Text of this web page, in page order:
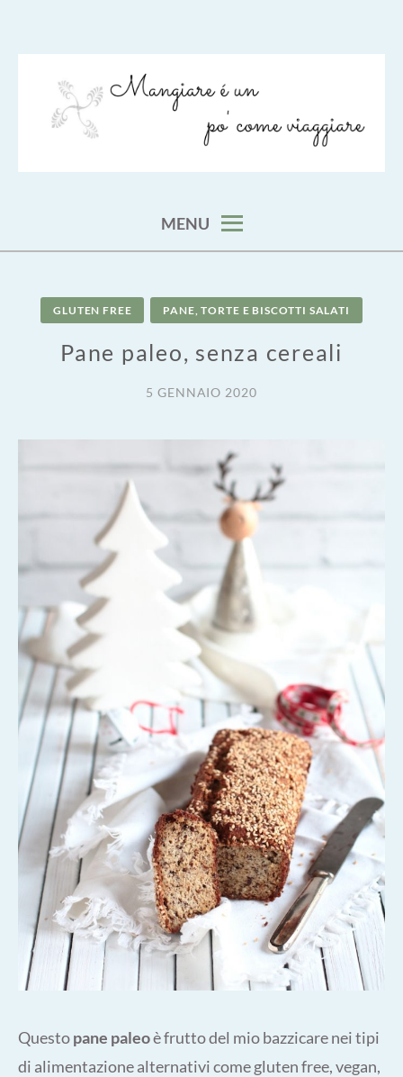
MENU
GLUTEN FREE PANE, TORTE E BISCOTTI SALATI
Pane paleo, senza cereali
5 GENNAIO 2020
Questopane paleoè frutto del mio bazzicare nei tipi
di alimentazione alternativi come gluten free, vegan,